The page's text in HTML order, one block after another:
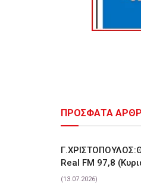
ΠΡΟΣΦΑΤΑ
Real FM 97,8
(13.07.2026)